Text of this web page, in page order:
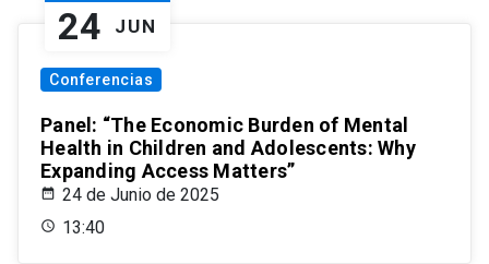
24 JUN
Conferencias
Panel: “The Economic Burden of Mental
Health in Children and Adolescents: Why
Expanding Access Matters”
24 de Junio de 2025
13:40